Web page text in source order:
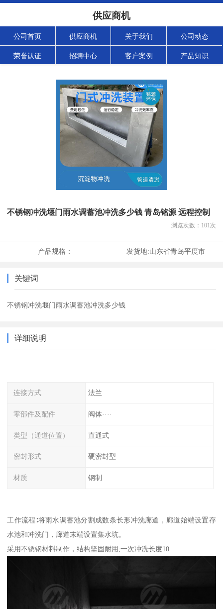
供应商机
公司首页 供应商机 关于我们 公司动态
荣誉认证 招聘中心 客户案例 产品知识
不锈钢冲洗堰门雨水调蓄池冲洗多少钱 青岛铭源 远程控制
浏览次数： 101次
产品规格： 发货地:山东省青岛平度市
关键词
不锈钢冲洗堰门雨水调蓄池冲洗多少钱
详细说明
连接方式 法兰
零部件及配件 阀体····
类型（通道位置） 直通式
密封形式 硬密封型
材质 钢制
工作流程∶将雨水调蓄池分割成数条长形冲洗廊道，廊道始端设置存
水池和冲洗门，廊道末端设置集水坑。
采用不锈钢材料制作，结构坚固耐用;一次冲洗长度10